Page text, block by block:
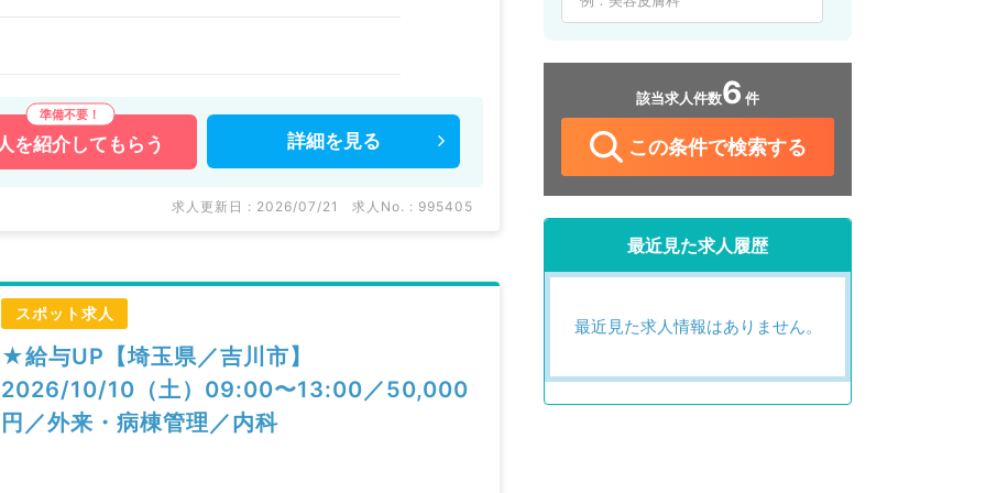
を紹介してもらう 詳細を 見る
求人更新日 : 2026/07/21 求人No. : 995405
スポット求人
★給与UP【埼玉県／吉川市】
2026/10/10（土）09:00〜13:00／50,000
円／外来・病棟管理／内科
該当求人件数6 件
この条件で検索する
最近見た求人履歴
最近見た求人情報はありません。